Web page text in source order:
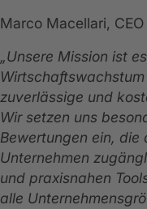
Marco Macellari,
„Unsere Mission ist
zuverlässige und
Wir setzen uns
Bewertungen ein, die
Unternehmen
und praxisnahen
alle